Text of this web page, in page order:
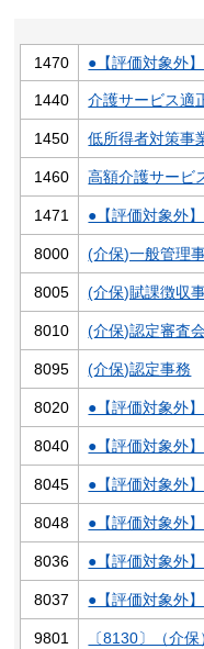
1470 ●【評価対象外
1440 介護サービス適
1450 低所得者対策事
1460 高額介護サービ
1471 ●【評価対象外
8000 (介保)一般管理
8005 (介保)賦課徴収
8010 (介保)認定審査
8095 (介保)認定事務
8020 ●【評価対象外
8040 ●【評価対象外
8045 ●【評価対象外
8048 ●【評価対象外
8036 ●【評価対象外
8037 ●【評価対象外
9801 〔8130〕（介